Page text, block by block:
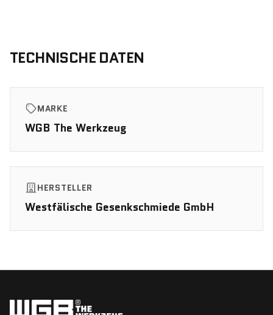
TECHNISCHE DATEN
MARKE
WGB The Werkzeug
HERSTELLER
Westfälische Gesenkschmiede GmbH